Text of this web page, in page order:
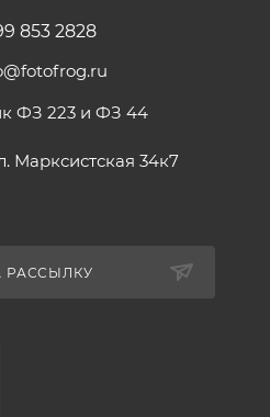
853 2828
ФЗ 223 и ФЗ 44
Марксистская 34к7
РАССЫЛКУ